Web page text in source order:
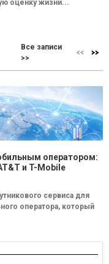
оценку жизни...
Все записи
>>
оператором:
и T-Mobile
сервиса для
оператора, который